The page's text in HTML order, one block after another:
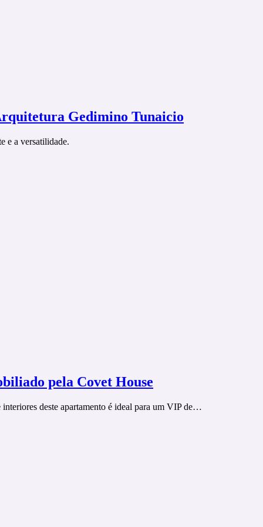
Gedimino Tunaicio
e a versatilidade.
pela Covet House
deste apartamento é ideal para um VIP de…